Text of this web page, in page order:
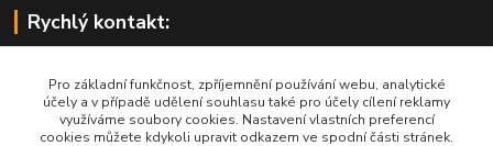
Rychlý kontakt:
Pro základní funkčnost, zpříjemnění používání webu, analytické
účely a v případě udělení souhlasu také pro účely cílení reklamy
využíváme soubory cookies. Nastavení vlastních preferencí
cookies můžete kdykoli upravit odkazem ve spodní části stránek.